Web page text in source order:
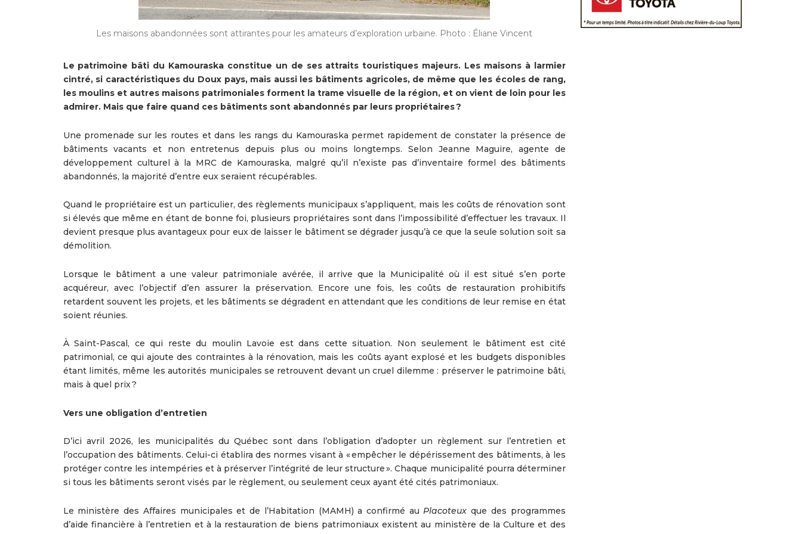
Les maisons abandonnées sont attirantes pour les amateurs d’exploration urbaine. Photo : Éliane Vincent
Le patrimoine bâti du Kamouraska constitue un de ses attraits touristiques majeurs. Les maisons à larmier
cintré, si caractéristiques du Doux pays, mais aussi les bâtiments agricoles, de même que les écoles de rang,
les moulins et autres maisons patrimoniales forment la trame visuelle de la région, et on vient de loin pour les
admirer. Mais que faire quand ces bâtiments sont abandonnés par leurs propriétaires ?
Une promenade sur les routes et dans les rangs du Kamouraska permet rapidement de constater la présence de
bâtiments vacants et non entretenus depuis plus ou moins longtemps. Selon Jeanne Maguire, agente de
développement culturel à la MRC de Kamouraska, malgré qu’il n’existe pas d’inventaire formel des bâtiments
abandonnés, la majorité d’entre eux seraient récupérables.
Quand le propriétaire est un particulier, des règlements municipaux s’appliquent, mais les coûts de rénovation sont
si élevés que même en étant de bonne foi, plusieurs propriétaires sont dans l’impossibilité d’effectuer les travaux. Il
devient presque plus avantageux pour eux de laisser le bâtiment se dégrader jusqu’à ce que la seule solution soit sa
démolition.
Lorsque le bâtiment a une valeur patrimoniale avérée, il arrive que la Municipalité où il est situé s’en porte
acquéreur, avec l’objectif d’en assurer la préservation. Encore une fois, les coûts de restauration prohibitifs
retardent souvent les projets, et les bâtiments se dégradent en attendant que les conditions de leur remise en état
soient réunies.
À Saint-Pascal, ce qui reste du moulin Lavoie est dans cette situation. Non seulement le bâtiment est cité
patrimonial, ce qui ajoute des contraintes à la rénovation, mais les coûts ayant explosé et les budgets disponibles
étant limités, même les autorités municipales se retrouvent devant un cruel dilemme : préserver le patrimoine bâti,
mais à quel prix ?
Vers une obligation d’entretien
D’ici avril 2026, les municipalités du Québec sont dans l’obligation d’adopter un règlement sur l’entretien et
l’occupation des bâtiments. Celui-ci établira des normes visant à « empêcher le dépérissement des bâtiments, à les
protéger contre les intempéries et à préserver l’intégrité de leur structure ». Chaque municipalité pourra déterminer
si tous les bâtiments seront visés par le règlement, ou seulement ceux ayant été cités patrimoniaux.
Le ministère des Affaires municipales et de l’Habitation (MAMH) a confirmé au Placoteux que des programmes
d’aide financière à l’entretien et à la restauration de biens patrimoniaux existent au ministère de la Culture et des